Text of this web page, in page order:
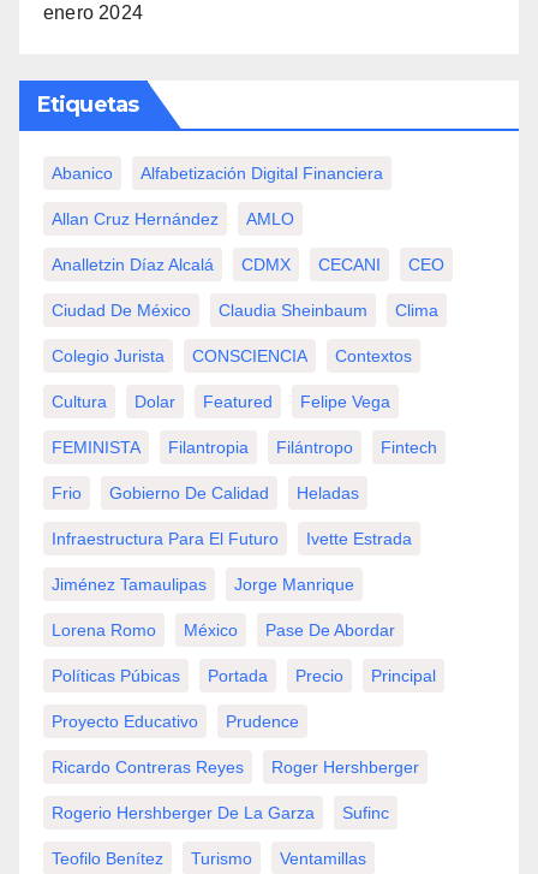
enero 2024
Etiquetas
Abanico Alfabetización Digital Financiera
Allan Cruz Hernández AMLO
Analletzin Díaz Alcalá CDMX CECANI CEO
Ciudad De México Claudia Sheinbaum Clima
Colegio Jurista CONSCIENCIA Contextos
Cultura Dolar Featured Felipe Vega
FEMINISTA Filantropia Filántropo Fintech
Frio Gobierno De Calidad Heladas
Infraestructura Para El Futuro Ivette Estrada
Jiménez Tamaulipas Jorge Manrique
Lorena Romo México Pase De Abordar
Políticas Púbicas Portada Precio Principal
Proyecto Educativo Prudence
Ricardo Contreras Reyes Roger Hershberger
Rogerio Hershberger De La Garza Sufinc
Teofilo Benítez Turismo Ventamillas